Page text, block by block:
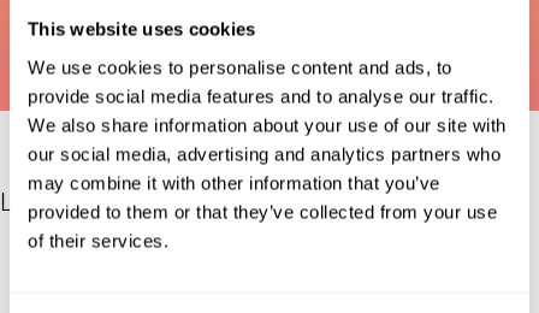
This website uses cookies
We use cookies to personalise content and ads, to
provide social media features and to analyse our traffic.
We also share information about your use of our site with
our social media, advertising and analytics partners who
may combine it with other information that you’ve
provided to them or that they’ve collected from your use
of their services.
Les références
Bastiaanse, Y. R. M., Edwards, S., Maas, E., & Rispens, J. E.